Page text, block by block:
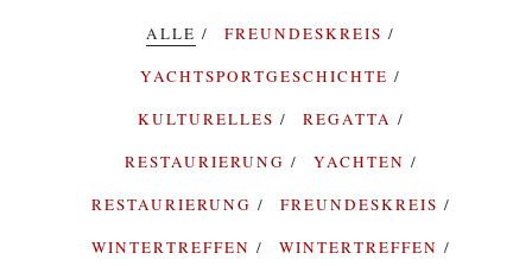
ALLE
FREUNDESKREIS
YACHTSPORTGESCHICHTE
KULTURELLES
REGATTA
RESTAURIERUNG
YACHTEN
RESTAURIERUNG
FREUNDESKREIS
WINTERTREFFEN
WINTERTREFFEN